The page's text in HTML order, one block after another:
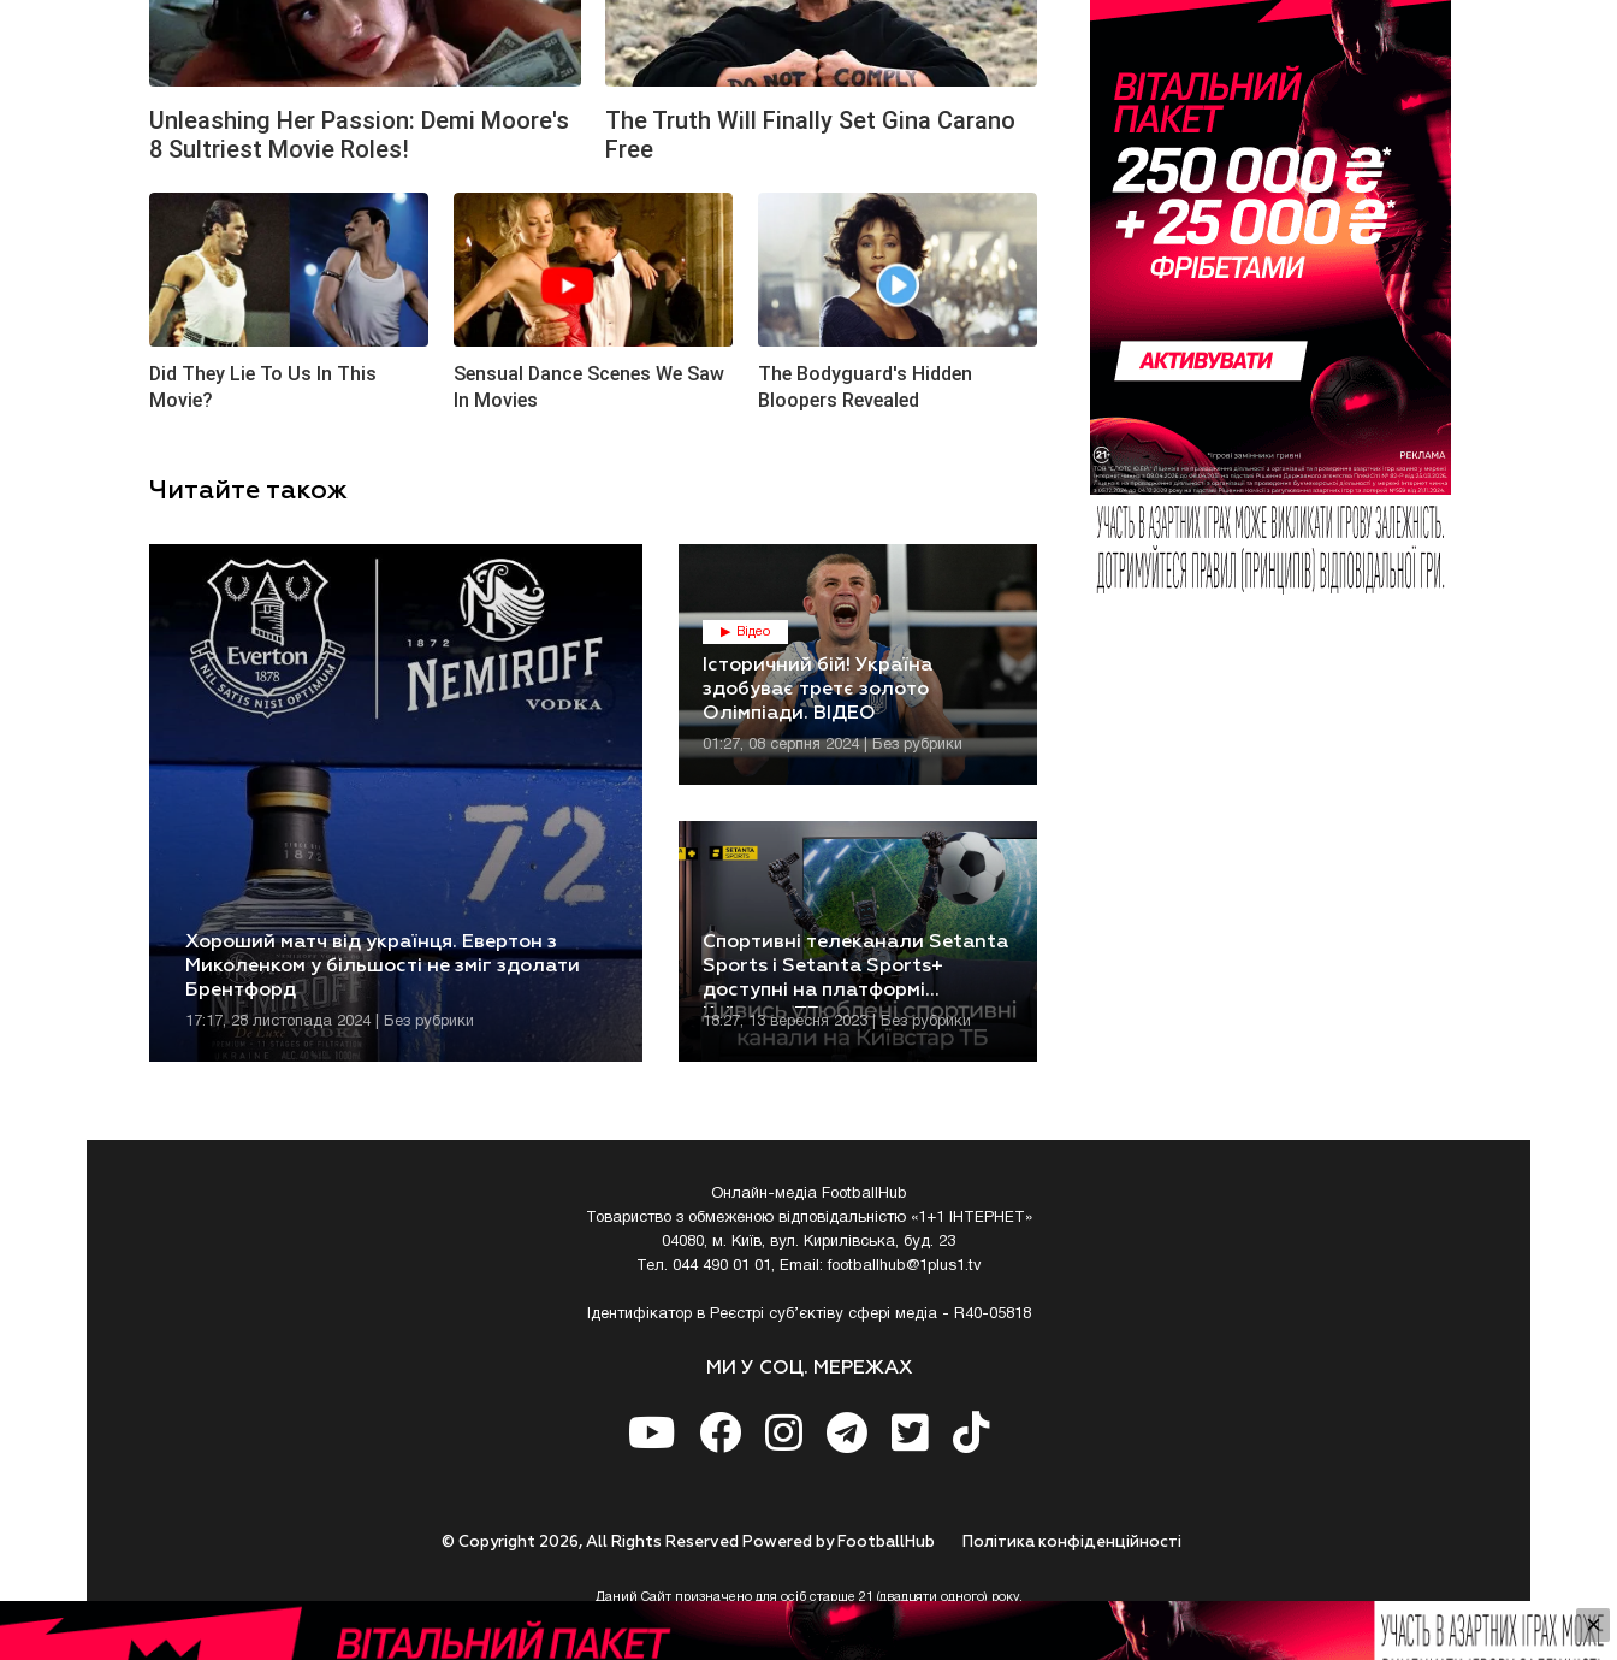
Читайте також
Хороший матч від українця. Евертон з
Миколенком у більшості не зміг здолати
Брентфорд
17:17, 28 листопада 2024 | Без рубрики
Відео
Історичний бій! Україна
здобуває третє золото
Олімпіади. ВІДЕО
01:27, 08 серпня 2024 | Без рубрики
Спортивні телеканали Setanta
Sports і Setanta Sports+
доступні на платформі
Київстар ТБ
18:27, 13 вересня 2023 | Без рубрики
Онлайн-медіа FootballHub
Товариство з обмеженою відповідальністю «1+1 ІНТЕРНЕТ»
04080, м. Київ, вул. Кирилівська, буд. 23
Тел. 044 490 01 01, Email:footballhub@1plus1.tv
Ідентифікатор в Реєстрі суб’єктіву сфері медіа - R40-05818
МИ У СОЦ. МЕРЕЖАХ
Полiтика конфiденцiйностi
© Copyright 2026, All Rights Reserved Powered by FootballHub
Даний Сайт призначено для осіб старше 21 (двадцяти одного) року.
Приступаючи до використання https://footballhub.ua, Користувач цим підтверджує, що досяг 21-річного віку.
У разі , якщо Ви (Користувач) не досягли 21-річного віку - не розпочинайте або припиніть користування Сайтом.
×